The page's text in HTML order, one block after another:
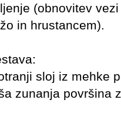
(obnovitev
in hrustancem).
sloj iz mehke
zunanja površina